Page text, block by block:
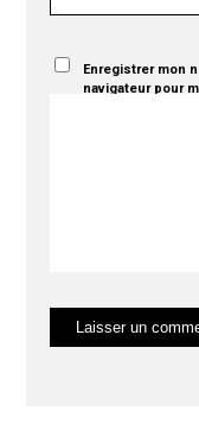
Enregistrer mon
navigateur pour